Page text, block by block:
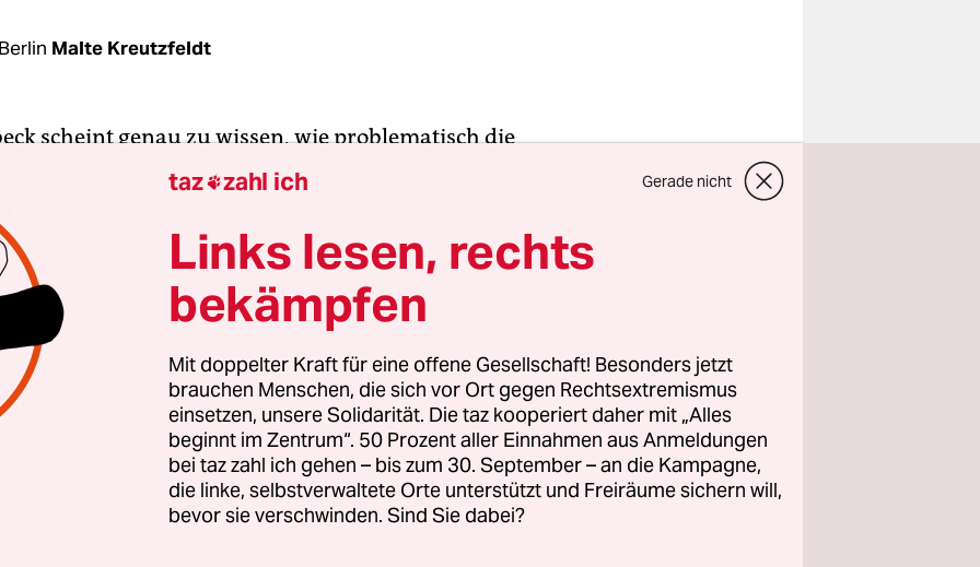
Malte Kreutzfeldt
scheint genau zu wissen, wie problematisch die
für ihn werden kann. Als „Zumutung“ bezeichnete er die
am Montag in einem Statement. Schon kurz
Höhe am Mittag von den Gasnetzbetreibern auf 2,4
festgelegt worden war, hatte der grüne
per Pressemitteilung eine ausführliche
für diese umstrittene Entscheidung verschickt.
kein einfacher Schritt, aber notwendig, um die
Energieversorgung in den privaten Haushalten und der
wurde Habeck darin zitiert. Und um
den Eindruck aufkommen zu lassen, es sei die
die hier zusätzlich an der Preisschraube dreht,
taz zahl ich Gerade nicht
Links lesen, rechts
bekämpfen
Mit doppelter Kraft für eine offene Gesellschaft! Besonders jetzt
brauchen Menschen, die sich vor Ort gegen Rechtsextremismus
einsetzen, unsere Solidarität. Die taz kooperiert daher mit „Alles
beginnt im Zentrum“. 50 Prozent aller Einnahmen aus Anmeldungen
bei taz zahl ich gehen – bis zum 30. September – an die Kampagne,
die linke, selbstverwaltete Orte unterstützt und Freiräume sichern will,
bevor sie verschwinden. Sind Sie dabei?